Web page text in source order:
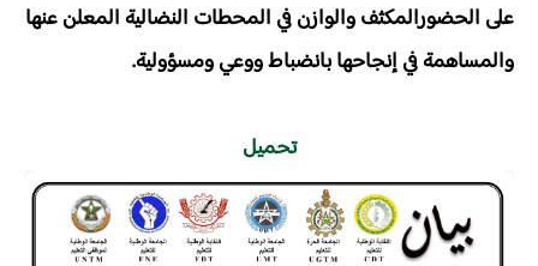
على الحضورالمكثف والوازن في المحطات النضالية المعلن عنها
والمساهمة في إنجاحها بانضباط ووعي ومسؤولية.
تحميل